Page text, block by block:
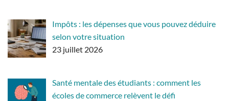
Impôts : les dépenses que vous pouvez déduire
selon votre situation
23 juillet 2026
Santé mentale des étudiants : comment les
écoles de commerce relèvent le défi